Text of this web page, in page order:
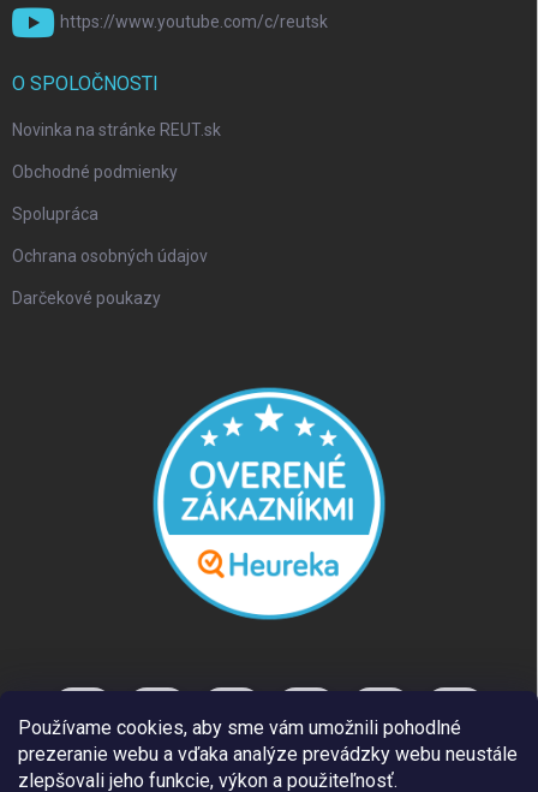
Používame cookies, aby sme vám umožnili pohodlné
prezeranie webu a vďaka analýze prevádzky webu neustále
zlepšovali jeho funkcie, výkon a použiteľnosť.
https://www.youtube.com/c/reutsk
O SPOLOČNOSTI
Novinka na stránke REUT.sk
Obchodné podmienky
Spolupráca
Ochrana osobných údajov
Darčekové poukazy